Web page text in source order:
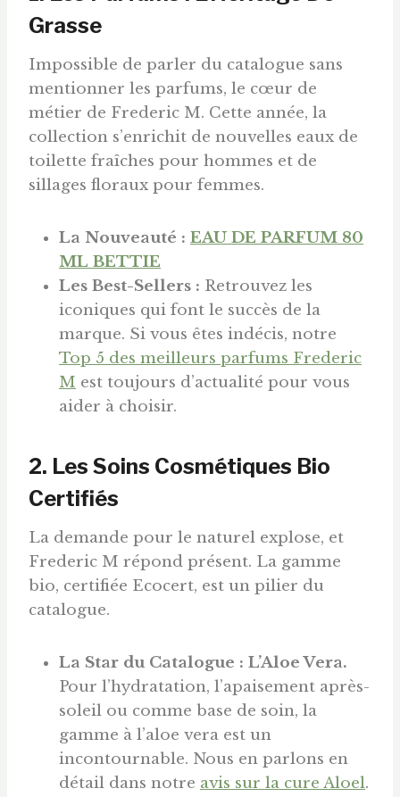
Grasse
Impossible de parler du catalogue sans
mentionner les parfums, le cœur de
métier de Frederic M. Cette année, la
collection s’enrichit de nouvelles eaux de
toilette fraîches pour hommes et de
sillages floraux pour femmes.
La Nouveauté : EAU DE PARFUM 80
ML BETTIE
Les Best-Sellers : Retrouvez les
iconiques qui font le succès de la
marque. Si vous êtes indécis, notre
Top 5 des meilleurs parfums Frederic
M est toujours d’actualité pour vous
aider à choisir.
2. Les Soins Cosmétiques Bio
Certifiés
La demande pour le naturel explose, et
Frederic M répond présent. La gamme
bio, certifiée Ecocert, est un pilier du
catalogue.
La Star du Catalogue : L’Aloe Vera.
Pour l’hydratation, l’apaisement après-
soleil ou comme base de soin, la
gamme à l’aloe vera est un
incontournable. Nous en parlons en
détail dans notre avis sur la cure Aloel.